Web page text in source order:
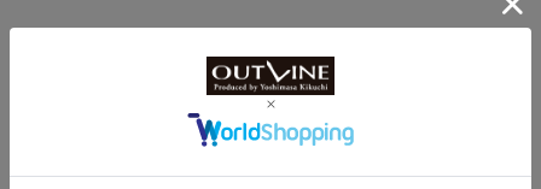
【第13回｜ロレックス デイトジャスト
（通称サンダーバード）】